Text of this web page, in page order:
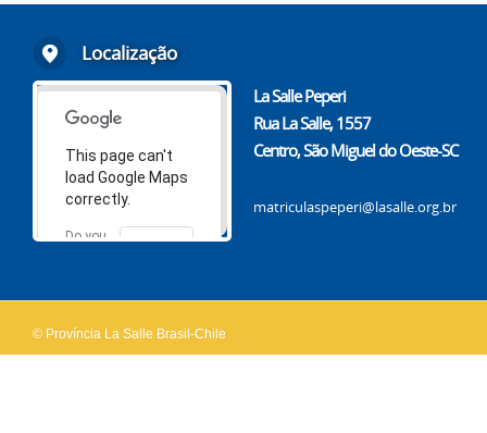
Localização
This page can't
load Google Maps
correctly.
Do you
OK
La Salle Peperi
Rua La Salle, 1557
Centro, São Miguel do Oeste-SC
matriculaspeperi@lasalle.org.br
© Província La Salle Brasil-Chile